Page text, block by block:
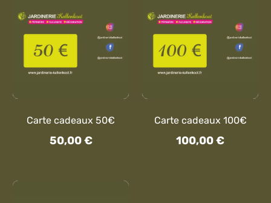
Carte cadeaux 50€
50,00€
Carte cadeaux 100€
100,00€